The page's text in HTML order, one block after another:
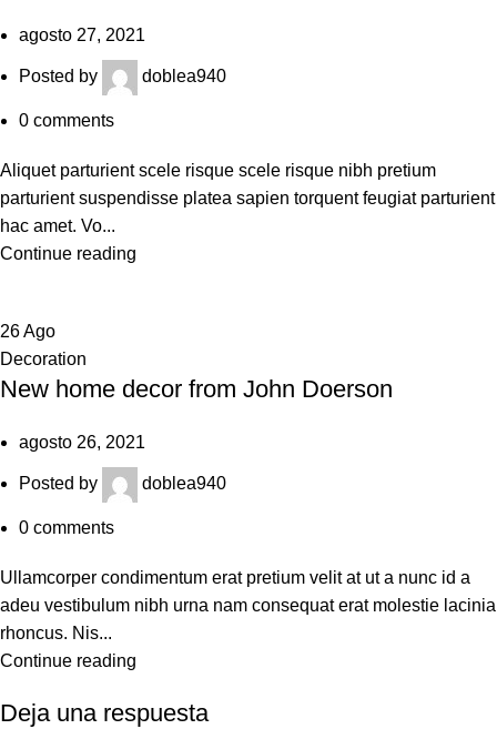
agosto 27, 2021
Posted by doblea940
0 comments
Aliquet parturient scele risque scele risque nibh pretium
parturient suspendisse platea sapien torquent feugiat parturient
hac amet. Vo...
Continue reading
26Ago
Decoration
New home decor from John Doerson
agosto 26, 2021
Posted by doblea940
0 comments
Ullamcorper condimentum erat pretium velit at ut a nunc id a
adeu vestibulum nibh urna nam consequat erat molestie lacinia
rhoncus. Nis...
Continue reading
Deja una respuesta